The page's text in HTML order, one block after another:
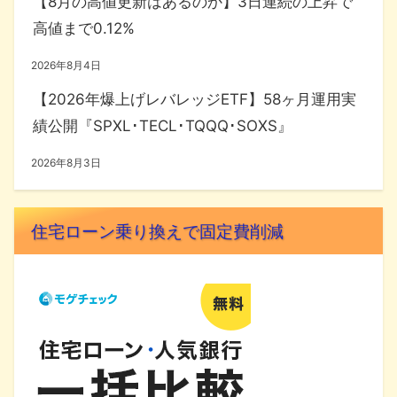
高値まで0.12%
2026年8月4日
【2026年爆上げレバレッジETF】58ヶ月運用実
績公開『SPXL･TECL･TQQQ･SOXS』
2026年8月3日
住宅ローン乗り換えで固定費削減